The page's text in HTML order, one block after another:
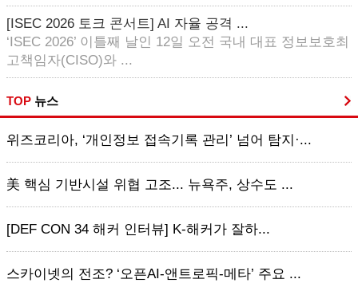
[ISEC 2026 토크 콘서트] AI 자율 공격 ...
‘ISEC 2026’ 이틀째 날인 12일 오전 국내 대표 정보보호최
고책임자(CISO)와 ...
TOP 뉴스
위즈코리아, ‘개인정보 접속기록 관리’ 넘어 탐지·...
美 핵심 기반시설 위협 고조... 뉴욕주, 상수도 ...
[DEF CON 34 해커 인터뷰] K-해커가 잘하...
스카이넷의 전조? ‘오픈AI-앤트로픽-메타’ 주요 ...